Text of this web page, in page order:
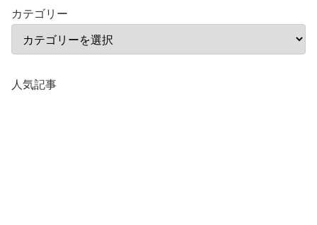
カテゴリー
人気記事